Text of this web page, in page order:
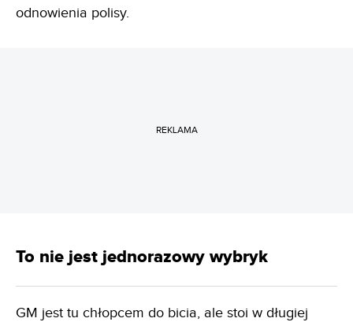
odnowienia polisy.
REKLAMA
To nie jest jednorazowy wybryk
GM jest tu chłopcem do bicia, ale stoi w długiej